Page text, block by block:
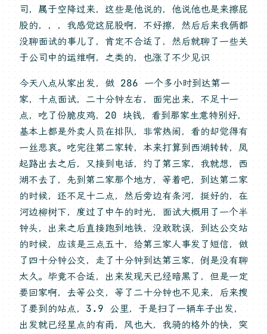
司，属于空降过来，这些是他说的，他说他也是来擦屁
股的，，，我感觉这屁股啊，不好擦，然后后来我俩都
没聊面试的事儿了，肯定不合适了，然后就聊了一些关
于公司中的运维啊，之类的，也涨了不少见识
今天八点从家出发，做 286 一个多小时到达第一
家，十点面试，二十分钟左右，面完出来，不足十一
点，吃了份脆皮鸡，20 块钱，看到那家生意特别好，
基本上都是外卖人员在排队，非常热闹，看的却觉得有
一丝悲哀。吃完往第二家转，本来打算到西湖转转，凤
起路出去之后，又接到电话，约了第三家，我就想，西
湖不去了，先到第二家那个地方，等着吧，到达第二家
的时候，还不足十二点，然后旁边有条河，挺好的，在
河边柳树下，度过了中午的时光，面试大概用了一个半
钟头，出来之后直接跑到地铁，没敢耽误，到达公交站
的时候，应该是三点五十，给第三家人事发了短信，做
了四十分钟公交，走了十分钟到达第三家，倒是没有聊
太久。毕竟不合适，出来发现天已经暗黑了，但是一定
要回家啊，去等公交，等了二十分钟也不见来，后来搜
了要到的站点，3.9 公里，于是扫了一辆车子出发，
出发就已经星点的有雨，风也大，我骑的格外的快，突